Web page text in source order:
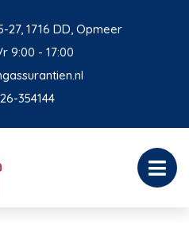
27, 1716 DD, Opmeer
9:00 - 17:00
354144